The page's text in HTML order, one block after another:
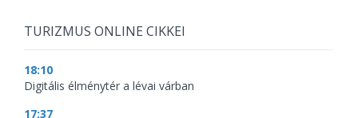
TURIZMUS ONLINE CIKKEI
18:10
Digitális élménytér a lévai várban
17:37